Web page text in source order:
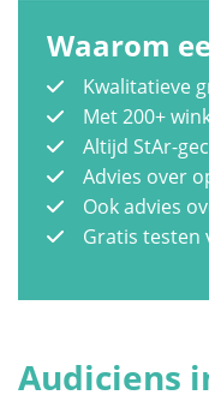
Waarom
Kwalitatieve
Met 200+
Altijd StAr-
Advies over
Ook advies
Gratis testen
Audiciens